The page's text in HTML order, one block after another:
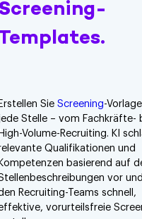
Erstellen Sie Screening-
Stelle – vom Fachkräfte-
High-Volume-Recruiting. KI
Qualifikationen und
Kompetenzen basierend auf
vor
Recruiting-Teams schnell,
vorurteilsfreie